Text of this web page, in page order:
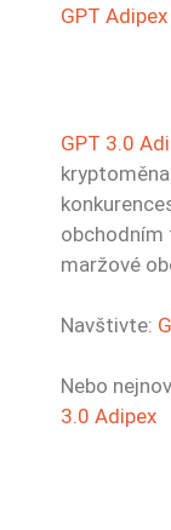
GPT Adipex
GPT 3.0
obchodním
maržové
Navštivte:
Nebo
3.0 Adipex